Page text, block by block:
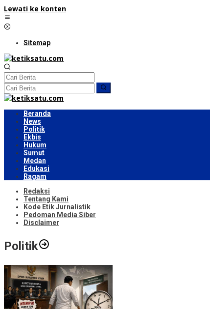
Lewati ke konten
Sitemap
Beranda
News
Politik
Ekbis
Hukum
Sumut
Medan
Edukasi
Ragam
Redaksi
Tentang Kami
Kode Etik Jurnalistik
Pedoman Media Siber
Disclaimer
Politik